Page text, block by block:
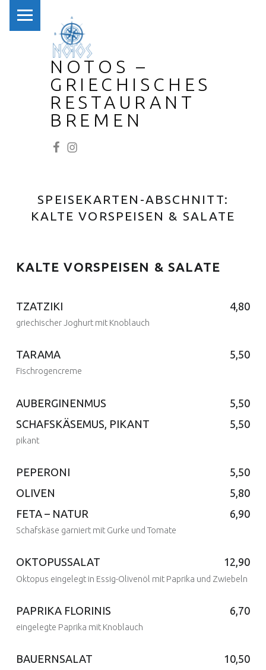
NOTOS –
GRIECHISCHES
RESTAURANT
BREMEN
SPEISEKARTEN-ABSCHNITT:
KALTE VORSPEISEN & SALATE
KALTE VORSPEISEN & SALATE
TZATZIKI 4,80
griechischer Joghurt mit Knoblauch
Posted on:
9 Feb. 2017
TARAMA 5,50
Fischrogencreme
Posted on:
9 Feb. 2017
Written by:
admin
AUBERGINENMUS 5,50
Posted on:
9 Feb. 2017
Written by:
SCHAFSKÄSEMUS, PIKANT 5,50
pikant
Posted on:
9 Feb. 2017
Written by:
admin
PEPERONI 5,50
Posted on:
9 Feb. 2017
Written by:
admin
OLIVEN 5,80
Posted on:
9 Feb. 2017
FETA – NATUR 6,90
Schafskäse garniert mit Gurke und Tomate
Posted on:
9 Feb. 2017
OKTOPUSSALAT 12,90
Oktopus eingelegt in Essig-Olivenöl mit Paprika und Zwiebeln
Posted on:
9 Feb. 2017Written by:
PAPRIKA FLORINIS 6,70
eingelegte Paprika mit Knoblauch
BAUERNSALAT 10,50